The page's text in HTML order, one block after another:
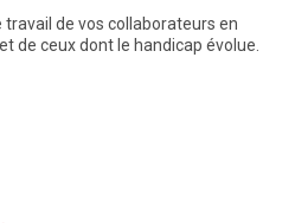
de vos collaborateurs en
de ceux dont le handicap évolue.